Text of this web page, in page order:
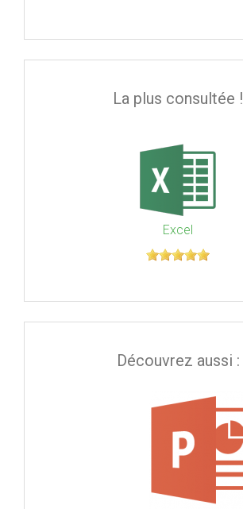
La plus consultée !
Excel
Découvrez aussi :